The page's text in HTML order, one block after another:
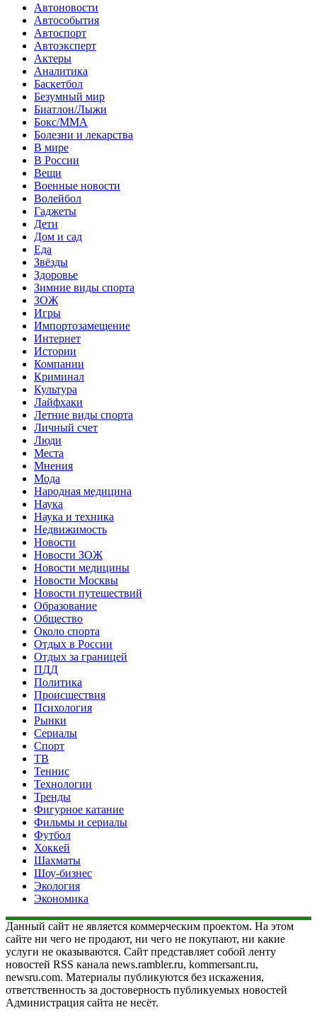
Автоновости
Автособытия
Автоспорт
Автоэксперт
Актеры
Аналитика
Баскетбол
Безумный мир
Биатлон/Лыжи
Бокс/MMA
Болезни и лекарства
В мире
В России
Вещи
Военные новости
Волейбол
Гаджеты
Дети
Дом и сад
Еда
Звёзды
Здоровье
Зимние виды спорта
ЗОЖ
Игры
Импортозамещение
Интернет
Истории
Компании
Криминал
Культура
Лайфхаки
Летние виды спорта
Личный счет
Люди
Места
Мнения
Мода
Народная медицина
Наука
Наука и техника
Недвижимость
Новости
Новости ЗОЖ
Новости медицины
Новости Москвы
Новости путешествий
Образование
Общество
Около спорта
Отдых в России
Отдых за границей
ПДД
Политика
Происшествия
Психология
Рынки
Сериалы
Спорт
ТВ
Теннис
Технологии
Тренды
Фигурное катание
Фильмы и сериалы
Футбол
Хоккей
Шахматы
Шоу-бизнес
Экология
Экономика
Данный сайт не является коммерческим проектом. На этом
сайте ни чего не продают, ни чего не покупают, ни какие
услуги не оказываются. Сайт представляет собой ленту
новостей RSS канала news.rambler.ru, kommersant.ru,
newsru.com. Материалы публикуются без искажения,
ответственность за достоверность публикуемых новостей
Администрация сайта не несёт.